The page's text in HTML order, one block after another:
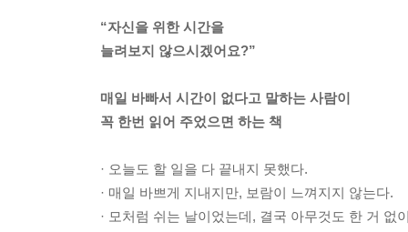
“자신을 위한 시간을
늘려보지 않으시겠어요?”
매일 바빠서 시간이 없다고 말하는 사람이
꼭 한번 읽어 주었으면 하는 책
· 오늘도 할 일을 다 끝내지 못했다.
· 매일 바쁘게 지내지만, 보람이 느껴지지 않는다.
· 모처럼 쉬는 날이었는데, 결국 아무것도 한 거 없